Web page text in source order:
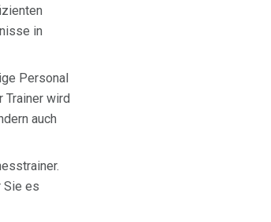
in
Personal
Trainer wird
auch
Sie es